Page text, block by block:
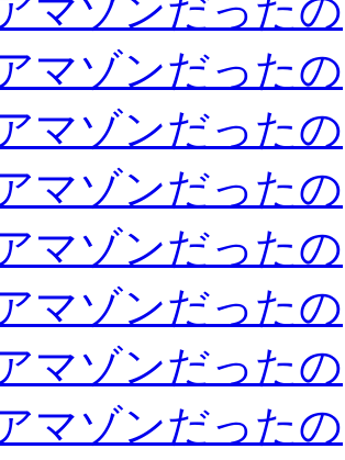
マゾンだったの
マゾンだったの
マゾンだったの
マゾンだったの
マゾンだったの
マゾンだったの
マゾンだったの
マゾンだったの